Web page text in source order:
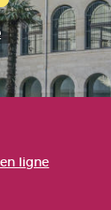
ligne